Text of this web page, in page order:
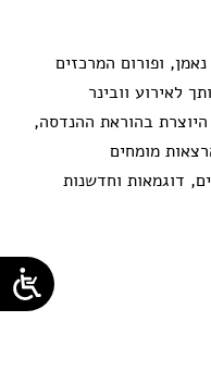
ופורום המרכזים
לאירוע וובינר
בהוראת ההנדסה,
מומחים
דוגמאות וחדשנות